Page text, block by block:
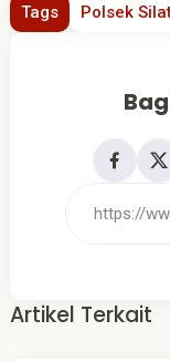
Tags Polsek
Artikel Terkait